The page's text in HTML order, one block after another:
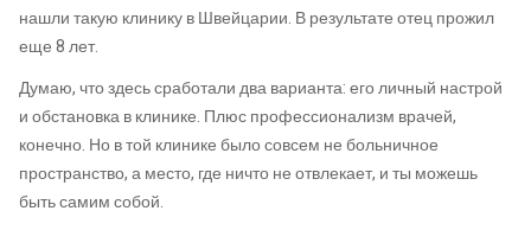
нашли такую клинику в Швейцарии. В результате отец прожил
еще 8 лет.
Думаю, что здесь сработали два варианта: его личный настрой
и обстановка в клинике. Плюс профессионализм врачей,
конечно. Но в той клинике было совсем не больничное
пространство, а место, где ничто не отвлекает, и ты можешь
быть самим собой.